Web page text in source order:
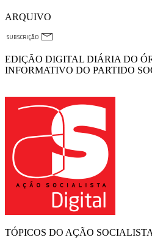
ARQUIVO
EDIÇÃO DIGITAL DIÁRIA DO
INFORMATIVO DO PARTIDO
TÓPICOS DO AÇÃO